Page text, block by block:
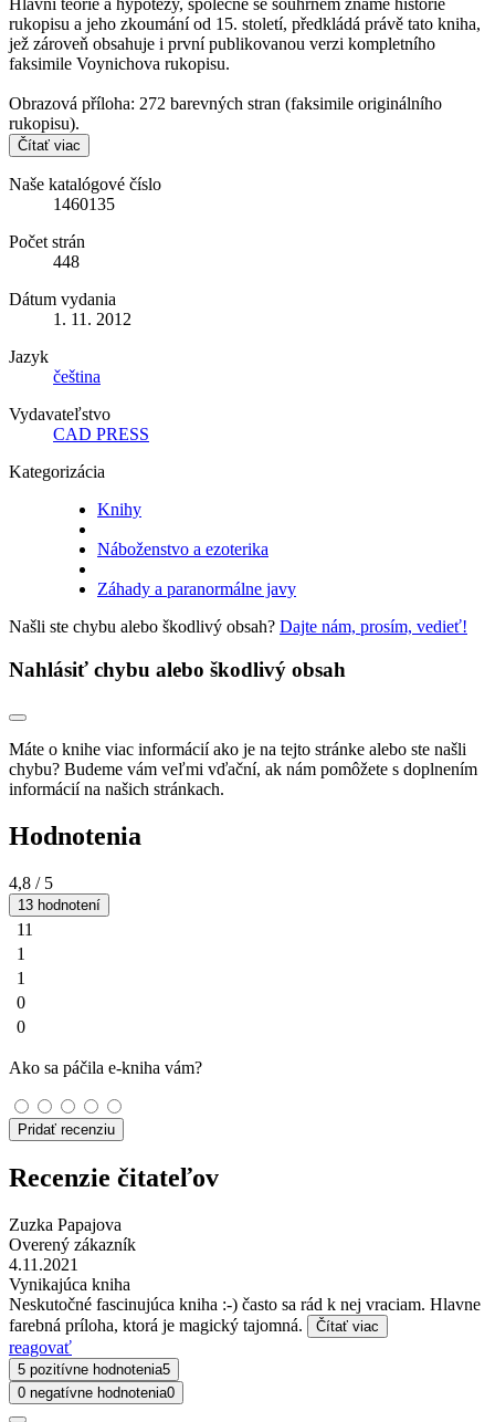
rukopisu a jeho zkoumání od 15. století, předkládá právě tato kniha,
jež zároveň obsahuje i první publikovanou verzi kompletního
faksimile Voynichova rukopisu.
Obrazová příloha: 272 barevných stran (faksimile originálního
rukopisu).
Čítať viac
Naše katalógové číslo
1460135
Počet strán
448
Dátum vydania
1. 11. 2012
Jazyk
čeština
Vydavateľstvo
CAD PRESS
Kategorizácia
Knihy
Náboženstvo a ezoterika
Záhady a paranormálne javy
Našli ste chybu alebo škodlivý obsah? Dajte nám, prosím, vedieť!
Nahlásiť chybu alebo škodlivý obsah
Máte o knihe viac informácií ako je na tejto stránke alebo ste našli
chybu? Budeme vám veľmi vďační, ak nám pomôžete s doplnením
informácií na našich stránkach.
Hodnotenia
4,8 / 5
13 hodnotení
11
1
1
0
0
Ako sa páčila e-kniha vám?
Pridať recenziu
Recenzie čitateľov
Zuzka Papajova
Overený zákazník
4.11.2021
Vynikajúca kniha
Neskutočné fascinujúca kniha :-) často sa rád k nej vraciam. Hlavne
farebná príloha, ktorá je magický tajomná.
Čítať viac
reagovať
5 pozitívne hodnotenia5
0 negatívne hodnotenia0